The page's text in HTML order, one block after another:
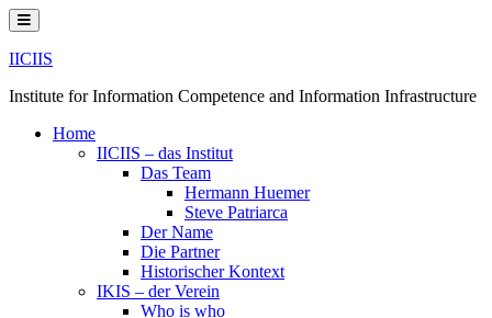
Skip
to
content
IICIIS
Institute for Information Competence and Information Infrastructure
Home
IICIIS – das Institut
Das Team
Hermann Huemer
Steve Patriarca
Der Name
Die Partner
Historischer Kontext
IKIS – der Verein
Who is who